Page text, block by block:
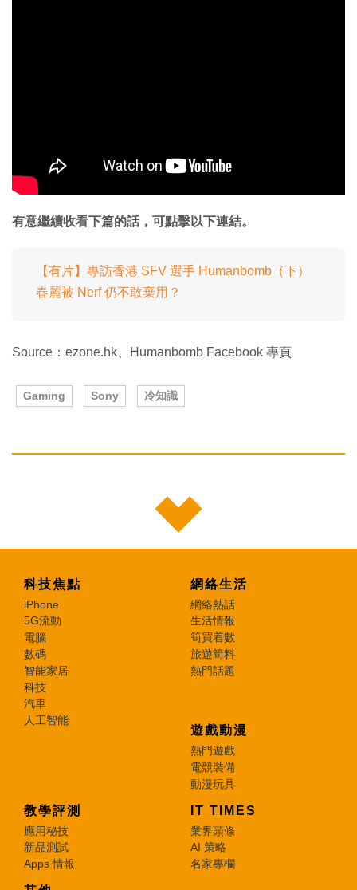
有意繼續收看下篇的話，可點擊以下連結。
【有片】專訪香港 SFV 選手 Humanbomb（下）
春麗被 Nerf 仍不敢棄用？
Source：ezone.hk、Humanbomb Facebook 專頁
Gaming Sony 冷知識
科技焦點
iPhone
5G流動
電腦
數碼
智能家居
科技
汽車
人工智能
網絡生活
網絡熱話
生活情報
筍買着數
旅遊筍料
熱門話題
遊戲動漫
熱門遊戲
電競裝備
動漫玩具
教學評測
應用秘技
新品測試
Apps 情報
IT TIMES
業界頭條
AI 策略
名家專欄